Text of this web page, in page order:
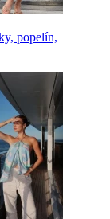
popelín,